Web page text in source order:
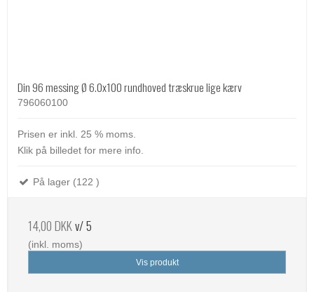
Din 96 messing Ø 6.0x100 rundhoved træskrue lige kærv
796060100
Prisen er inkl. 25 % moms.
Klik på billedet for mere info.
På lager (122 )
14,00 DKKv/ 5
(inkl. moms)
Vis produkt